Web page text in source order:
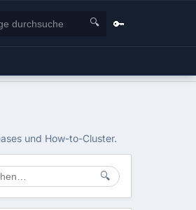
🔍 🔑
und How-to-Cluster.
🔍